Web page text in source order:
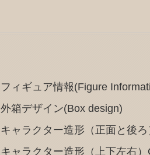
フィギュア情報(Figure
外箱デザイン(Box design)
キャラクター造形（正面と後
キャラクター造形（上下左右